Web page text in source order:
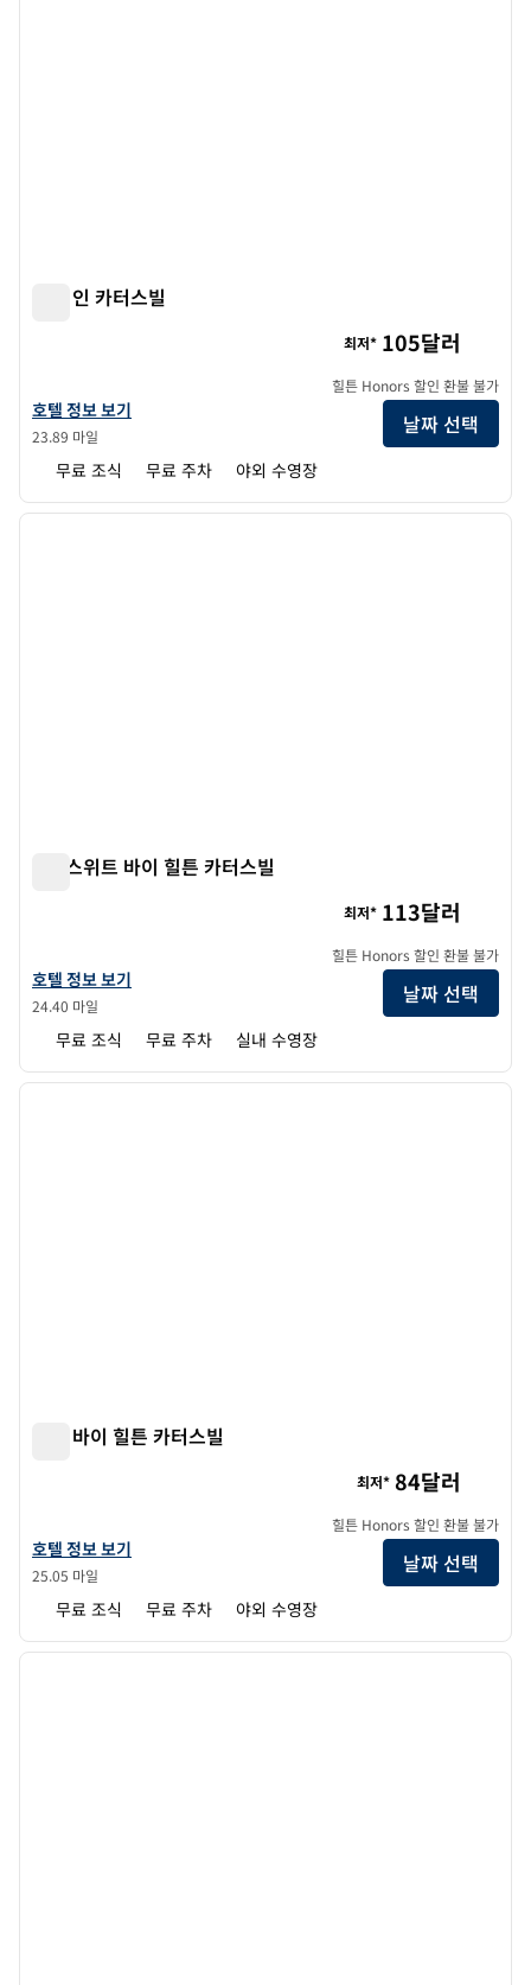
햄튼 인 카터스빌
햄튼 인 카터스빌의 호텔 정보 보기
호텔 정보 보기
23.89 마일
최저* 105달러
힐튼 Honors 할인 환불 불가
날짜 선택
무료 조식 무료 주차 야외 수영장
1/12
1/12
이전 이미지 다음
홈2 스위트 바이 힐튼 카터스빌
홈2 스위트 바이 힐튼 카터스빌의 호텔 정보 보기
호텔 정보 보기
24.40 마일
최저* 113달러
힐튼 Honors 할인 환불 불가
날짜 선택
무료 조식 무료 주차 실내 수영장
1/12
1/12
이전 이미지 다음
트루 바이 힐튼 카터스빌
트루 바이 힐튼 Cartersville의 호텔 정보 보기
호텔 정보 보기
25.05 마일
최저* 84달러
힐튼 Honors 할인 환불 불가
날짜 선택
무료 조식 무료 주차 야외 수영장
1/12
1/12
이전 이미지 다음